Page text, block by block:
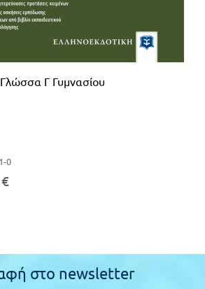
Γ Γυμνασίου
0
στο newsletter